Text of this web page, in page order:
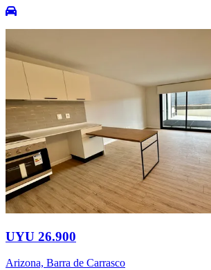
UYU 26.900
Arizona, Barra de Carrasco